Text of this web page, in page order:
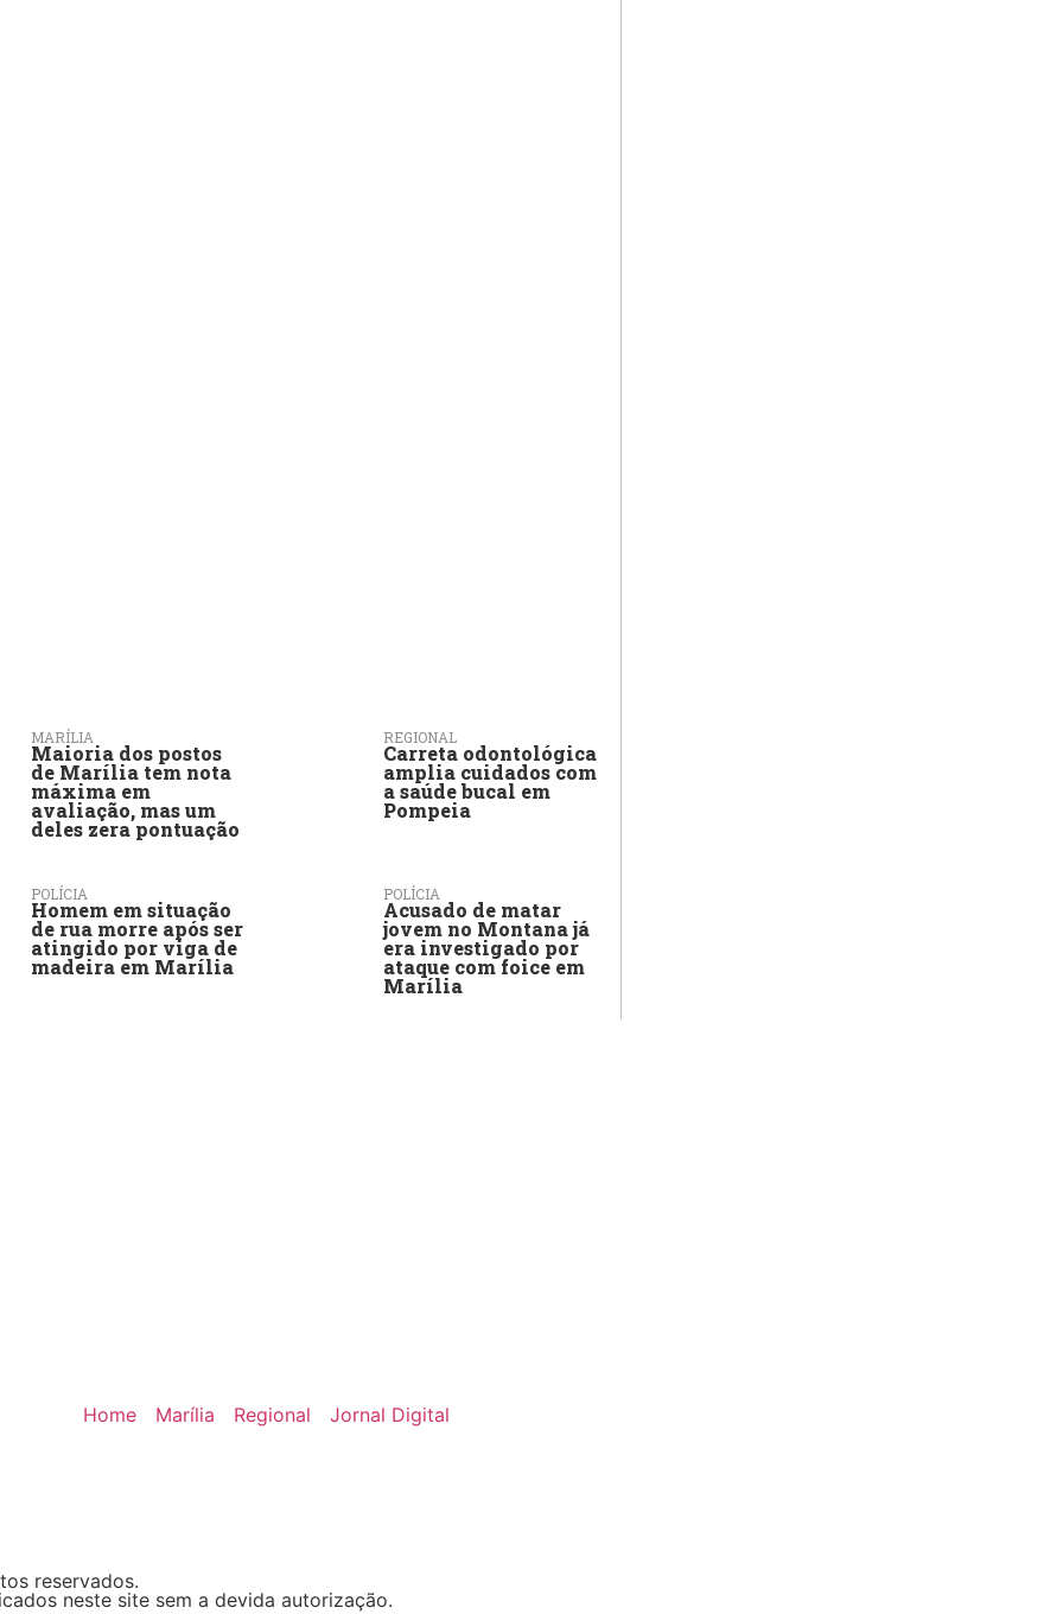
MARÍLIA
Maioria dos postos
de Marília tem nota
máxima em
avaliação, mas um
deles zera pontuação
REGIONAL
Carreta odontológica
amplia cuidados com
a saúde bucal em
Pompeia
POLÍCIA
Homem em situação
de rua morre após ser
atingido por viga de
madeira em Marília
POLÍCIA
Acusado de matar
jovem no Montana já
era investigado por
ataque com foice em
Marília
Home Marília Regional Jornal Digital
reservados.
neste site sem a devida autorização.